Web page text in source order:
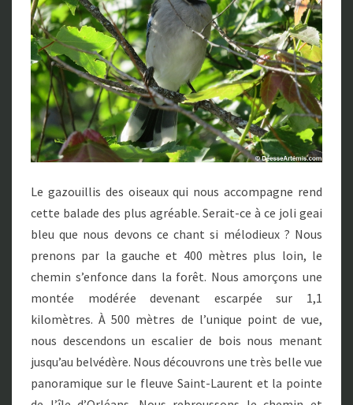
Le gazouillis des oiseaux qui nous accompagne rend
cette balade des plus agréable. Serait-ce à ce joli geai
bleu que nous devons ce chant si mélodieux ? Nous
prenons par la gauche et 400 mètres plus loin, le
chemin s’enfonce dans la forêt. Nous amorçons une
montée modérée devenant escarpée sur 1,1
kilomètres. À 500 mètres de l’unique point de vue,
nous descendons un escalier de bois nous menant
jusqu’au belvédère. Nous découvrons une très belle vue
panoramique sur le fleuve Saint-Laurent et la pointe